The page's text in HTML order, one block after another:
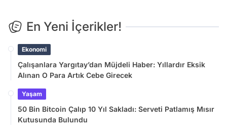
En Yeni İçerikler!
Ekonomi
Çalışanlara Yargıtay’dan Müjdeli Haber: Yıllardır Eksik
Alınan O Para Artık Cebe Girecek
Yaşam
50 Bin Bitcoin Çalıp 10 Yıl Sakladı: Serveti Patlamış Mısır
Kutusunda Bulundu